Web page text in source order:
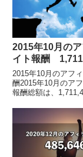
2015年10月の
イト報酬
2015年10月のアフ
酬2015年10月のア
報酬総額は、
額の詳細については
ください累計報酬額
を超...